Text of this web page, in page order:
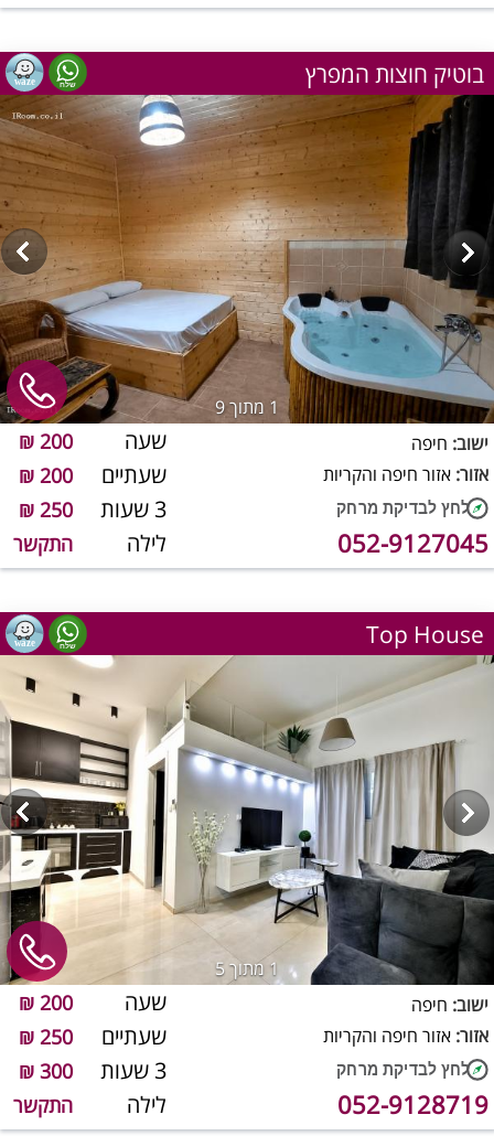
בוטיק חוצות המפרץ
1 מתוך 9
שעה 200 ₪
שעתיים 200 ₪
3 שעות 250 ₪
לילה התקשר
ישוב: חיפה
אזור: אזור חיפה והקריות
052-9127045
Top House
1 מתוך 5
שעה 200 ₪
שעתיים 250 ₪
3 שעות 300 ₪
לילה התקשר
ישוב: חיפה
אזור: אזור חיפה והקריות
052-9128719